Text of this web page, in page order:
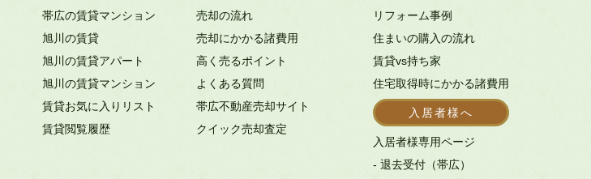
帯広の賃貸マンション
旭川の賃貸
旭川の賃貸アパート
旭川の賃貸マンション
賃貸お気に入りリスト
賃貸閲覧履歴
売却の流れ
売却にかかる諸費用
高く売るポイント
よくある質問
帯広不動産売却サイト
クイック売却査定
リフォーム事例
住まいの購入の流れ
賃貸vs持ち家
住宅取得時にかかる諸費用
入居者様へ
入居者様専用ページ
- 退去受付（帯広）